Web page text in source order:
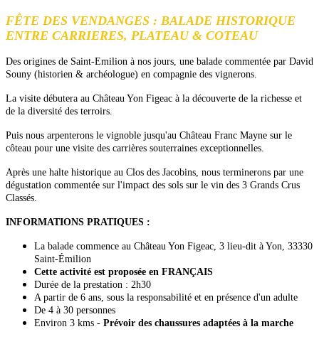
FÊTE DES VENDANGES : BALADE HISTORIQUE
ENTRE CARRIERES, PLATEAU & COTEAU
Des origines de Saint-Emilion à nos jours, une balade commentée par David
Souny (historien & archéologue) en compagnie des vignerons.
La visite débutera au Château Yon Figeac à la découverte de la richesse et
de la diversité des terroirs.
Puis nous arpenterons le vignoble jusqu'au Château Franc Mayne sur le
côteau pour une visite des carrières souterraines exceptionnelles.
Après une halte historique au Clos des Jacobins, nous terminerons par une
dégustation commentée sur l'impact des sols sur le vin des 3 Grands Crus
Classés.
INFORMATIONS PRATIQUES :
La balade commence au Château Yon Figeac, 3 lieu-dit à Yon, 33330
Saint-Émilion
Cette activité est proposée en FRANÇAIS
Durée de la prestation : 2h30
A partir de 6 ans, sous la responsabilité et en présence d'un adulte
De 4 à 30 personnes
Environ 3 kms - Prévoir des chaussures adaptées à la marche